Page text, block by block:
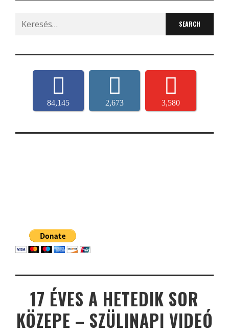
Search
for:
84,145 2,673 3,580
17 ÉVES A HETEDIK SOR
KÖZEPE – SZÜLINAPI VIDEÓ